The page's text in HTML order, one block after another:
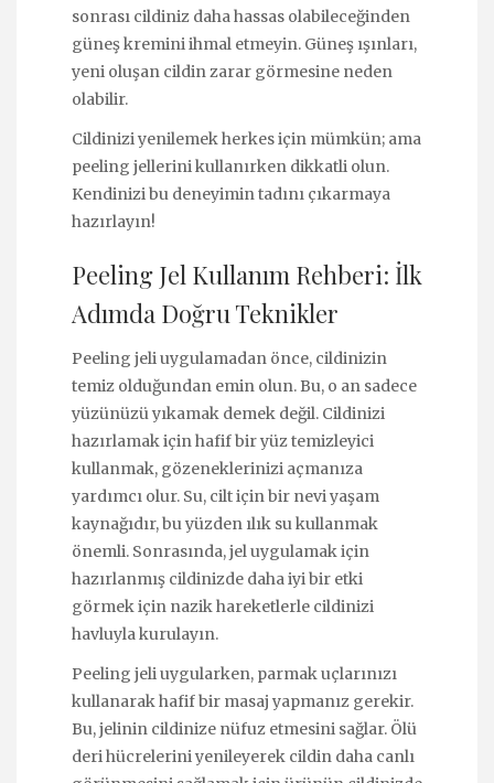
sonrası cildiniz daha hassas olabileceğinden
güneş kremini ihmal etmeyin. Güneş ışınları,
yeni oluşan cildin zarar görmesine neden
olabilir.
Cildinizi yenilemek herkes için mümkün; ama
peeling jellerini kullanırken dikkatli olun.
Kendinizi bu deneyimin tadını çıkarmaya
hazırlayın!
Peeling Jel Kullanım Rehberi: İlk
Adımda Doğru Teknikler
Peeling jeli uygulamadan önce, cildinizin
temiz olduğundan emin olun. Bu, o an sadece
yüzünüzü yıkamak demek değil. Cildinizi
hazırlamak için hafif bir yüz temizleyici
kullanmak, gözeneklerinizi açmanıza
yardımcı olur. Su, cilt için bir nevi yaşam
kaynağıdır, bu yüzden ılık su kullanmak
önemli. Sonrasında, jel uygulamak için
hazırlanmış cildinizde daha iyi bir etki
görmek için nazik hareketlerle cildinizi
havluyla kurulayın.
Peeling jeli uygularken, parmak uçlarınızı
kullanarak hafif bir masaj yapmanız gerekir.
Bu, jelinin cildinize nüfuz etmesini sağlar. Ölü
deri hücrelerini yenileyerek cildin daha canlı